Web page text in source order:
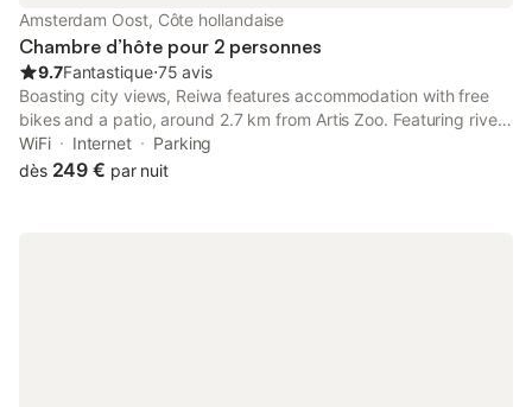
Amsterdam Oost, Côte hollandaise
Chambre d’hôte pour 2 personnes
9.7Fantastique⋅75 avis
Boasting city views, Reiwa features accommodation with free
bikes and a patio, around 2.7 km from Artis Zoo. Featuring river
and garden views, this bed and breakfast also comes with free
WiFi. The property is non-smoking and is situated 3.
WiFi Internet
Parking
dès 249 € par nuit